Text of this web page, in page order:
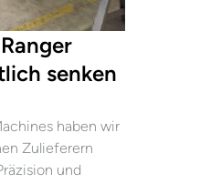
senken
haben wir
Zulieferern
und